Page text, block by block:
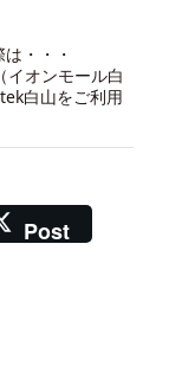
・・・
イオンモール白
白山をご利用
Post